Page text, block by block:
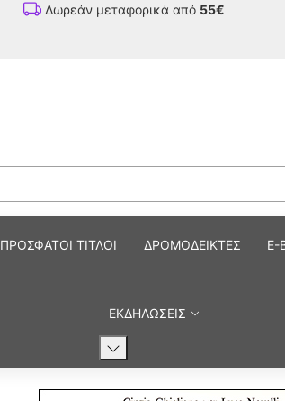
Δωρεάν μεταφορικά από 55€
ΠΡΟΣΦΑΤΟΙ ΤΙΤΛΟΙ ΔΡΟΜΟΔΕΙΚΤΕΣ E-
ΕΚΔΗΛΩΣΕΙΣ